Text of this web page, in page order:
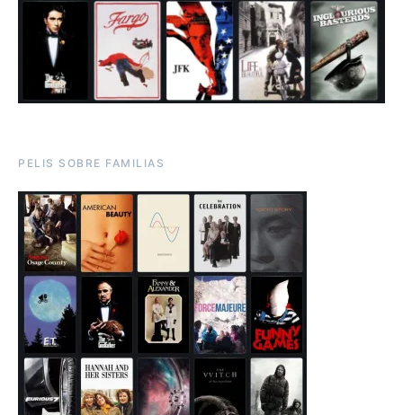
PELIS SOBRE FAMILIAS